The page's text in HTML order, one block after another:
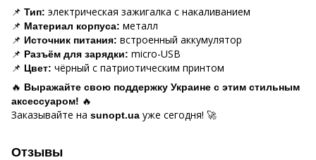
📌 Тип: электрическая зажигалка с накаливанием
📌 Материал корпуса: металл
📌 Источник питания: встроенный аккумулятор
📌 Разъём для зарядки: micro-USB
📌 Цвет: чёрный с патриотическим принтом
🔥 Выражайте свою поддержку Украине с этим стильным
аксессуаром! 🔥
Заказывайте на sunopt.ua уже сегодня! 🚀
Отзывы